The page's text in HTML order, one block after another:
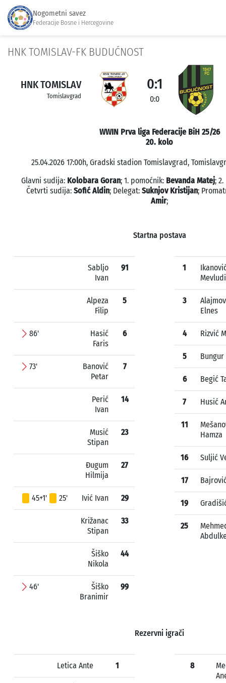
Nogometni savez
Federacije Bosne i Hercegovine
HNK TOMISLAV-FK BUDUĆNOST
HNK TOMISLAV
Tomislavgrad
0:1
0:0
WWIN Prva liga Federacije BiH 25/26
20. kolo
25.04.2026 17:00h, Gradski stadion Tomislavgrad,
Glavni sudija: Kolobara Goran; 1. pomoćnik: Bevanda Matej;
Četvrti sudija: Sofić Aldin; Delegat: Suknjov Kristijan;
Amir;
Startna postava
Sabljo
Ivan
91
Alpeza
Filip
5
86'
Hasić
Faris
6
73'
Banović
Petar
7
Perić
Ivan
14
Musić
Stipan
23
Đugum
Hilmija
27
45+1' 25' Ivić Ivan 29
Križanac
Stipan
33
Šiško
Nikola
44
46'
Šiško
Branimir
99
1
3
Elnes
4 Rizvić
5 Bungur
6 Begić
7 Husić
11
Hamza
16 Suljić
17
19
25
Rezervni igrači
Letica Ante 1 8